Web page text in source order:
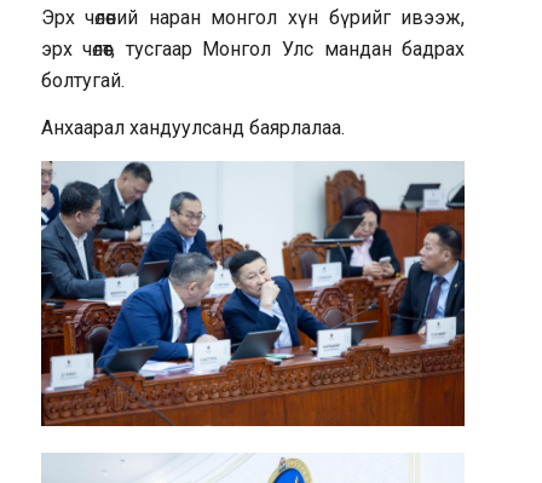
Эрх чөлөөний наран монгол хүн бүрийг ивээж,
эрх чөлөөт, тусгаар Монгол Улс мандан бадрах
болтугай.
Анхаарал хандуулсанд баярлалаа.